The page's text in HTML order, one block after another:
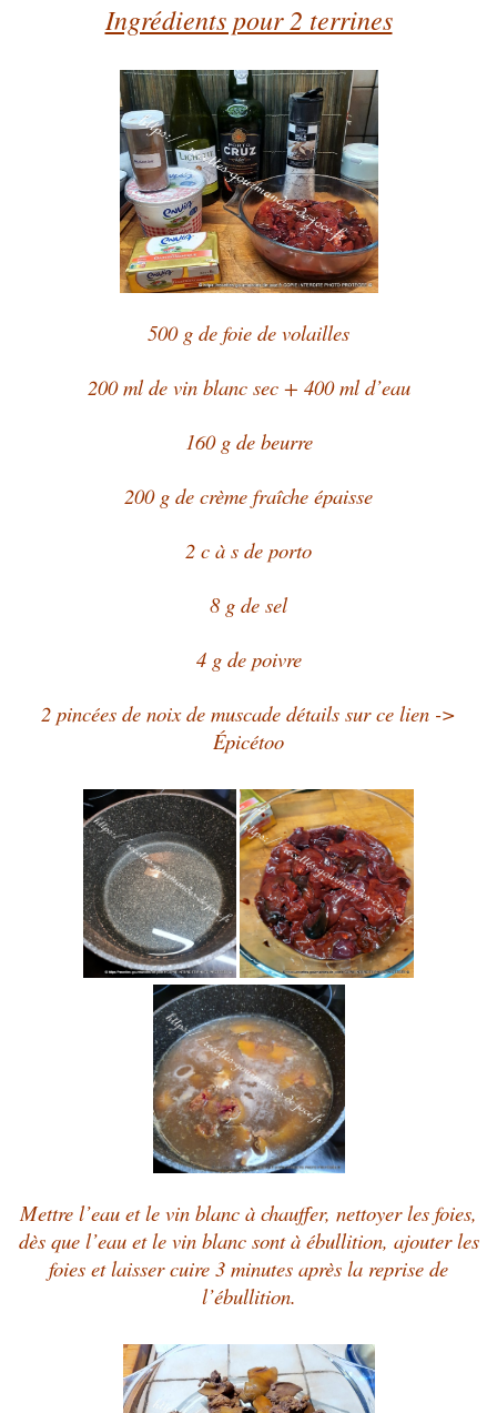
Ingrédients pour 2 terrines
500 g de foie de volailles
200 ml de vin blanc sec + 400 ml d’eau
160 g de beurre
200 g de crème fraîche épaisse
2 c à s de porto
8 g de sel
4 g de poivre
2 pincées de noix de muscade détails sur ce lien ->
Épicétoo
Mettre l’eau et le vin blanc à chauffer, nettoyer les foies,
dès que l’eau et le vin blanc sont à ébullition, ajouter les
foies et laisser cuire 3 minutes après la reprise de
l’ébullition.